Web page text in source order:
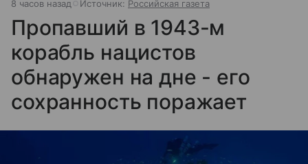
8 часов назад Источник: Российская газета
Пропавший в 1943-м
корабль нацистов
обнаружен на дне - его
сохранность поражает